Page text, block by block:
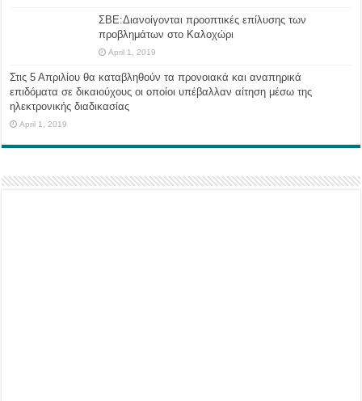
ΣΒΕ:Διανοίγονται προοπτικές επίλυσης των
προβλημάτων στο Καλοχώρι
April 1, 2019
Στις 5 Απριλίου θα καταβληθούν τα προνοιακά και αναπηρικά
επιδόματα σε δικαιούχους οι οποίοι υπέβαλλαν αίτηση μέσω της
ηλεκτρονικής διαδικασίας
April 1, 2019